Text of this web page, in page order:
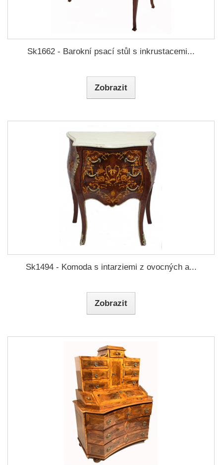
Sk1662 - Barokní psací stůl s inkrustacemi...
Zobrazit
Sk1494 - Komoda s intarziemi z ovocných a...
Zobrazit